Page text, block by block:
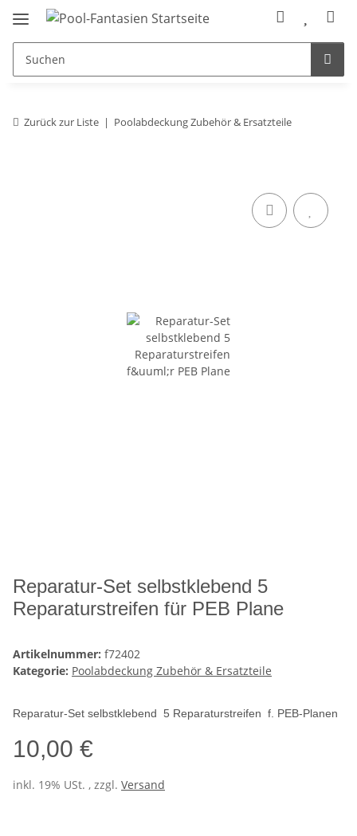
Zurück zur Liste Poolabdeckung Zubehör & Ersatzteile
Reparatur-Set selbstklebend 5
Reparaturstreifen für PEB Plane
Artikelnummer: f72402
Kategorie: Poolabdeckung Zubehör & Ersatzteile
Reparatur-Set selbstklebend 5 Reparaturstreifen f. PEB-Planen
10,00 €
inkl. 19% USt. , zzgl. Versand